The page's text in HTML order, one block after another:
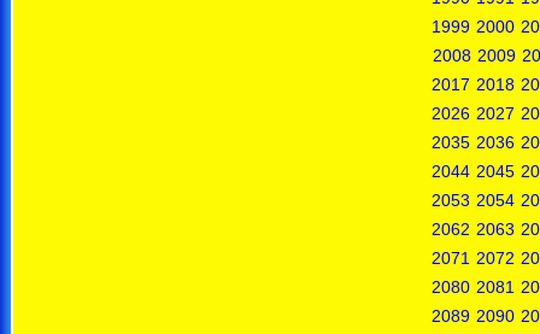
1999 2000
2008 2009
2017 2018
2026 2027
2035 2036
2044 2045
2053 2054
2062 2063
2071 2072
2080 2081
2089 2090